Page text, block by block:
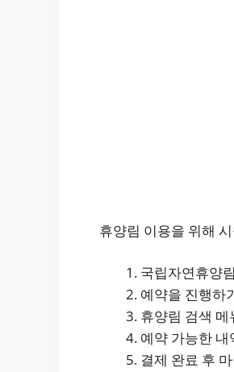
휴양림 이용을 위해
국립자연휴양
예약을 진행하
휴양림 검색
예약 가능한
결제 완료 후